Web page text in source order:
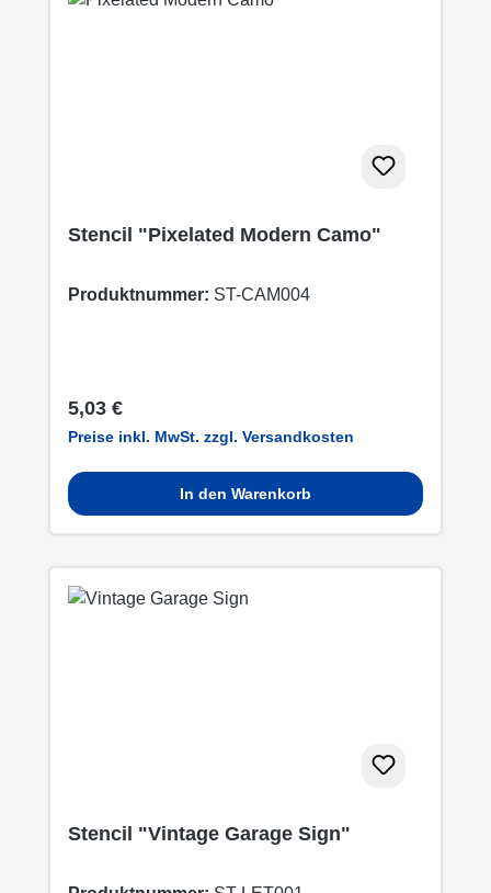
Stencil "Pixelated Modern Camo"
Produktnummer: ST-CAM004
Regulärer Preis:
5,03 €
Preise inkl. MwSt. zzgl. Versandkosten
In den Warenkorb
Stencil "Vintage Garage Sign"